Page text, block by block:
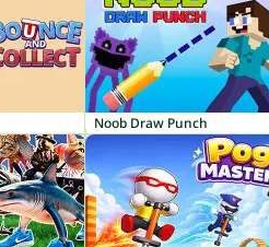
Noob Draw Punch